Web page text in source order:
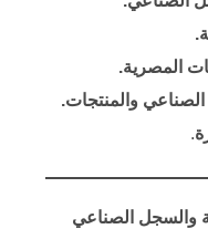
المصرية.
والمنتجات.
.
والسجل الصناعي